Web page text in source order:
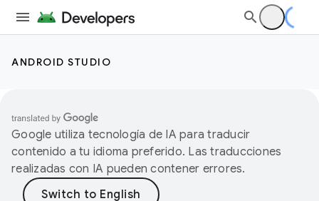
ANDROID STUDIO
Google utiliza tecnología de IA para traducir
contenido a tu idioma preferido. Las traducciones
realizadas con IA pueden contener errores.